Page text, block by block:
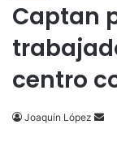
Captan
centro
Joaquín López